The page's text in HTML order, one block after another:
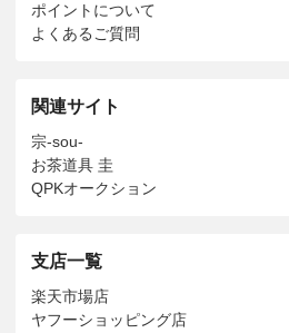
ポイントについて
よくあるご質問
関連サイト
宗-sou-
お茶道具 圭
QPKオークション
支店一覧
楽天市場店
ヤフーショッピング店